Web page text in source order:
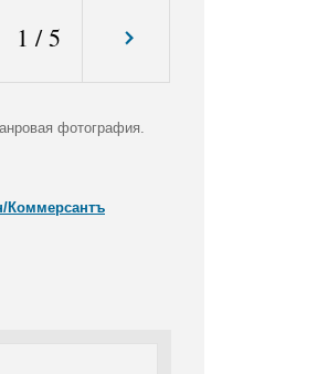
1 /5
фотография.
Коммерсантъ